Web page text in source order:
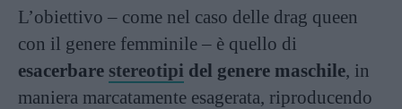
L’obiettivo – come nel caso delle drag queen
con il genere femminile – è quello di
esacerbare stereotipi del genere maschile, in
maniera marcatamente esagerata, riproducendo